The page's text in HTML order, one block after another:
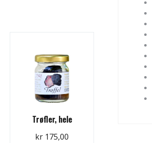
Trøfler, hele
kr 175,00